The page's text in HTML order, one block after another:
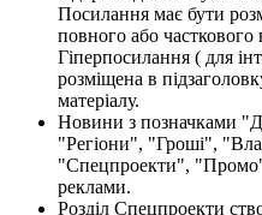
Посилання має бути
повного або часткового
Гіперпосилання ( для
розміщена в
матеріалу.
Новини з позначками
"Регіони", "Гроші",
"Спецпроекти", "Промо"
реклами.
Розділ Спецпроекти